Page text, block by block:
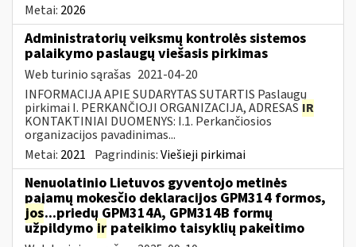
Metai: 2026
Administratorių veiksmų kontrolės sistemos
palaikymo paslaugų viešasis pirkimas
Web turinio sąrašas 2021-04-20
INFORMACIJA APIE SUDARYTAS SUTARTIS Paslaugų
pirkimai I. PERKANČIOJI ORGANIZACIJA, ADRESAS IR
KONTAKTINIAI DUOMENYS: I.1. Perkančiosios
organizacijos pavadinimas...
Metai: 2021 Pagrindinis:Viešieji pirkimai
Nenuolatinio Lietuvos gyventojo metinės
pajamų mokesčio deklaracijos GPM314 formos,
jos...priedų GPM314A, GPM314B formų
užpildymo ir pateikimo taisyklių pakeitimo